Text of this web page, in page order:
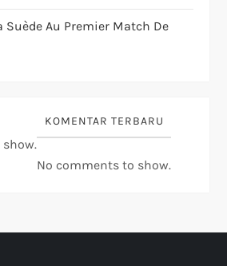
Suède Au Premier Match De
KOMENTAR TERBARU
No comments to show.